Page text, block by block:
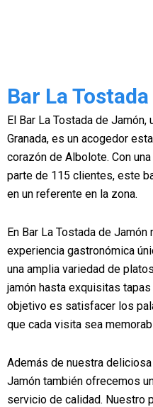
Bar La
El Bar La Tostada de
Granada, es un acogedor
corazón de Albolote. Con
parte de 115 clientes, este
en un referente en la zona.
En Bar La Tostada de
experiencia gastronómica
una amplia variedad de
jamón hasta exquisitas
objetivo es satisfacer los
que cada visita sea
Además de nuestra
Jamón también ofrecemos
servicio de calidad. Nuestro